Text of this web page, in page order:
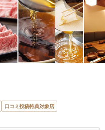
口コミ投稿特典対象店